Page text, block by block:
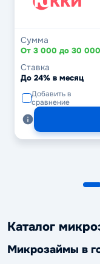
Сумма
От 3 000 до 30
Ставка
До 24% в месяц
Добавить в
сравнение
Каталог
Микрозаймы в